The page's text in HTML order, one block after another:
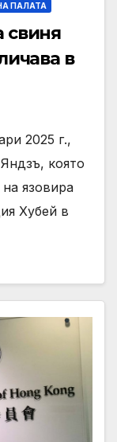
ПАЛАТА
свиня
в
2025 г.,
която
язовира
Хубей в